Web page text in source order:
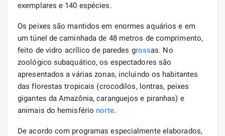
exemplares e 140 espécies.
Os peixes são mantidos em enormes aquários e em
um túnel de caminhada de 48 metros de comprimento,
feito de vidro acrílico de paredes grossas. No
zoológico subaquático, os espectadores são
apresentados a várias zonas, incluindo os habitantes
das florestas tropicais (crocodilos, lontras, peixes
gigantes da Amazônia, caranguejos e piranhas) e
animais do hemisfério norte.
De acordo com programas especialmente elaborados,